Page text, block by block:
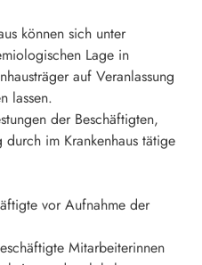
können sich unter
Lage in
auf Veranlassung
lassen.
der Beschäftigten,
im Krankenhaus tätige
vor Aufnahme der
Mitarbeiterinnen